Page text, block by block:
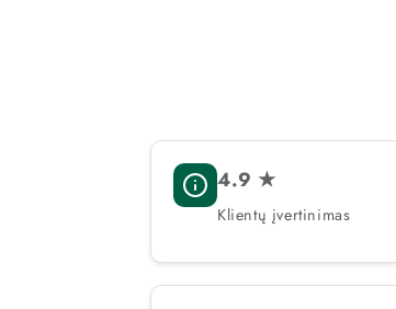
4.9 ★
Klientų įvertinimas